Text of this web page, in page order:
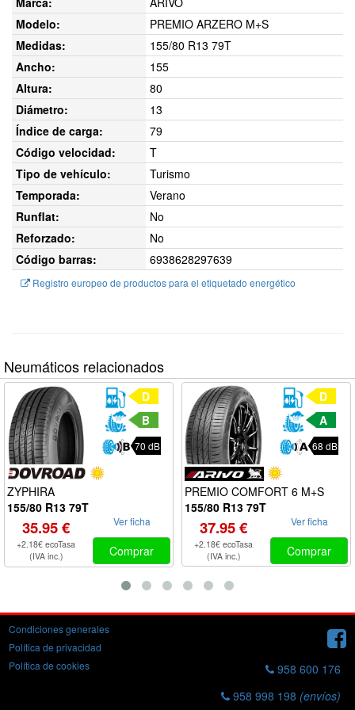
Modelo:
PREMIO ARZERO M+S
Medidas:
155/80 R13 79T
Ancho:
155
Altura:
80
Diámetro:
13
Índice de carga:
79
Código velocidad:
T
Tipo de vehículo:
Turismo
Temporada:
Verano
Runflat:
No
Reforzado:
No
Código barras:
6938628297639
Registro europeo de productos para el etiquetado energético
Neumáticos relacionados
D
B
70 dB
ZYPHIRA
155/80 R13 79T
35.95 €
+2.18€ ecoTasa
(IVA inc.)
Ver ficha
Comprar
D
A
68 dB
PREMIO COMFORT 6 M+S
155/80 R13 79T
37.95 €
+2.18€ ecoTasa
(IVA inc.)
Ver ficha
Comprar
Condiciones generales
Política de privacidad
Política de cookies
958 600 176
958 998 198 (envíos)